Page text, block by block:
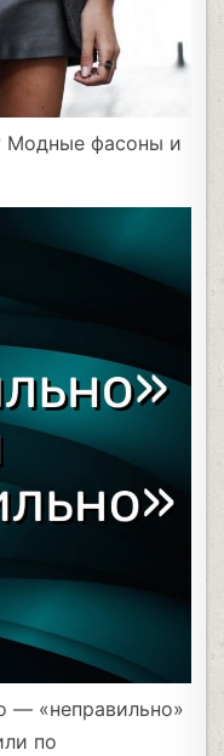
Модные фасоны и
— «неправильно»
по